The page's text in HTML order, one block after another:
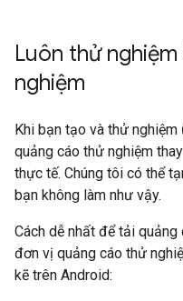
Luôn thử
nghiệm
Khi bạn tạo và thử
quảng cáo thử nghiệm
thực tế. Chúng tôi có thể
bạn không làm như vậy.
Cách dễ nhất để tải
đơn vị quảng cáo thử
kẽ trên Android: